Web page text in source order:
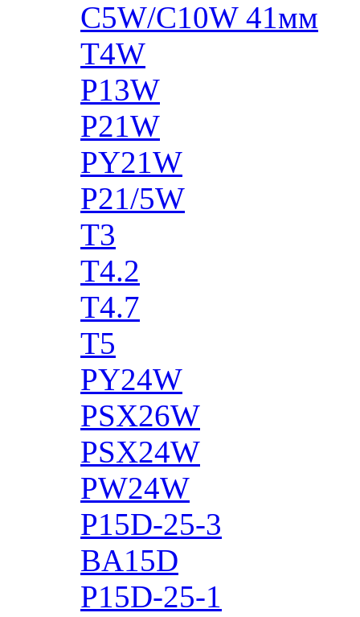
C5W/C10W 41мм
T4W
P13W
P21W
PY21W
P21/5W
T3
T4.2
T4.7
T5
PY24W
PSX26W
PSX24W
PW24W
P15D-25-3
BA15D
P15D-25-1